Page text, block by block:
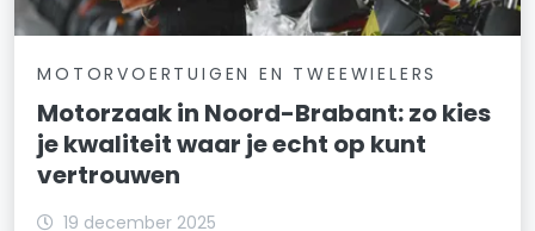
MOTORVOERTUIGEN EN TWEEWIELERS
Motorzaak in Noord-Brabant: zo kies
je kwaliteit waar je echt op kunt
vertrouwen
19 december 2025